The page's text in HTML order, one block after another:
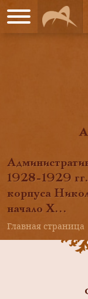
1928-1929
корпуса
начало X...
Главная страница